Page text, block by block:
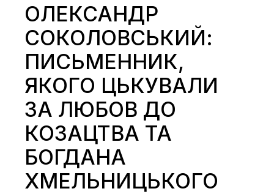
ОЛЕКСАНДР
СОКОЛОВСЬКИЙ:
ПИСЬМЕННИК,
ЯКОГО ЦЬКУВАЛИ
ЗА ЛЮБОВ ДО
КОЗАЦТВА ТА
БОГДАНА
ХМЕЛЬНИЦЬКОГО